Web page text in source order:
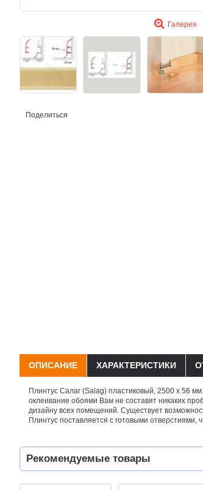
Галерея
Поделиться
ОПИСАНИЕ ХАРАКТЕРИСТИКИ
Плинтус Салаг (Salag) пластиковый, 2500 х 56
оклеивание обоями Вам не составят никаких
дизайну всех помещений. Существует
Плинтус поставляется с готовыми отверстиями,
Рекомендуемые товары